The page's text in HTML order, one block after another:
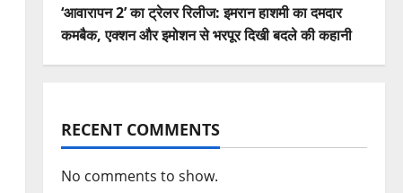
‘आवारापन 2’ का ट्रेलर रिलीज: इमरान हाशमी का दमदार
कमबैक, एक्शन और इमोशन से भरपूर दिखी बदले की कहानी
RECENT COMMENTS
No comments to show.